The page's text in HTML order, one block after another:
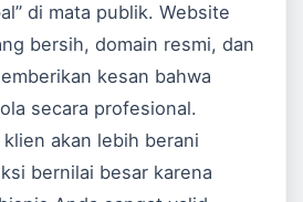
di mata publik. Website
bersih, domain resmi, dan
kesan bahwa
secara profesional.
akan lebih berani
bernilai besar karena